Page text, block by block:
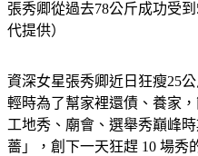
張秀卿從過去78公斤成功受
代提供）
資深女星張秀卿近日狂瘦25
輕時為了幫家裡還債、養家
工地秀、廟會、選舉秀巔峰
薔」，創下一天狂趕 10 場秀